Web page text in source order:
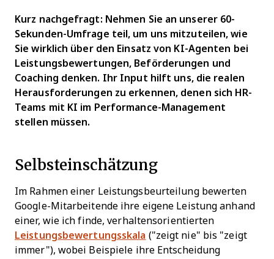
Kurz nachgefragt: Nehmen Sie an unserer 60-
Sekunden-Umfrage teil, um uns mitzuteilen, wie
Sie wirklich über den Einsatz von KI-Agenten bei
Leistungsbewertungen, Beförderungen und
Coaching denken. Ihr Input hilft uns, die realen
Herausforderungen zu erkennen, denen sich HR-
Teams mit KI im Performance-Management
stellen müssen.
Selbsteinschätzung
Im Rahmen einer Leistungsbeurteilung bewerten
Google-Mitarbeitende ihre eigene Leistung anhand
einer, wie ich finde, verhaltensorientierten
Leistungsbewertungsskala ("zeigt nie" bis "zeigt
immer"), wobei Beispiele ihre Entscheidung